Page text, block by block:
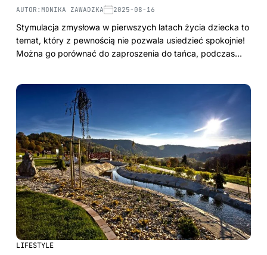
AUTOR: MONIKA ZAWADZKA 2025-08-16
Stymulacja zmysłowa w pierwszych latach życia dziecka to
temat, który z pewnością nie pozwala usiedzieć spokojnie!
Można go porównać do zaproszenia do tańca, podczas…
LIFESTYLE